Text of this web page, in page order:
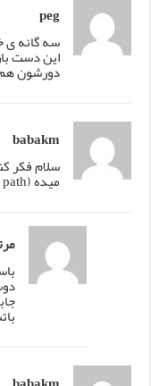
peg
سه گانه ی
این دست
دورشون هم
babakm
سلام فکر
میده (invalid path) باید چه کنم؟؟؟